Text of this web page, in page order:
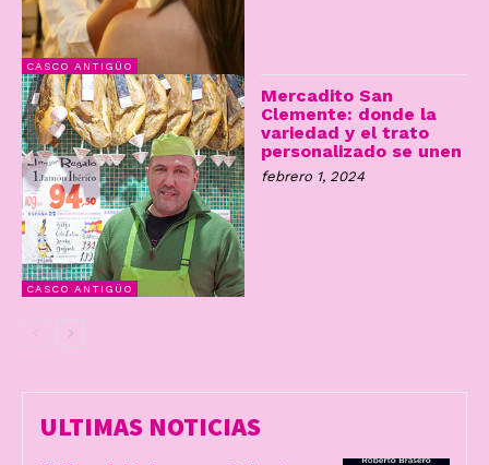
CASCO ANTIGÜO
CASCO ANTIGÜO
Mercadito San
Clemente: donde la
variedad y el trato
personalizado se unen
febrero 1, 2024
ULTIMAS NOTICIAS